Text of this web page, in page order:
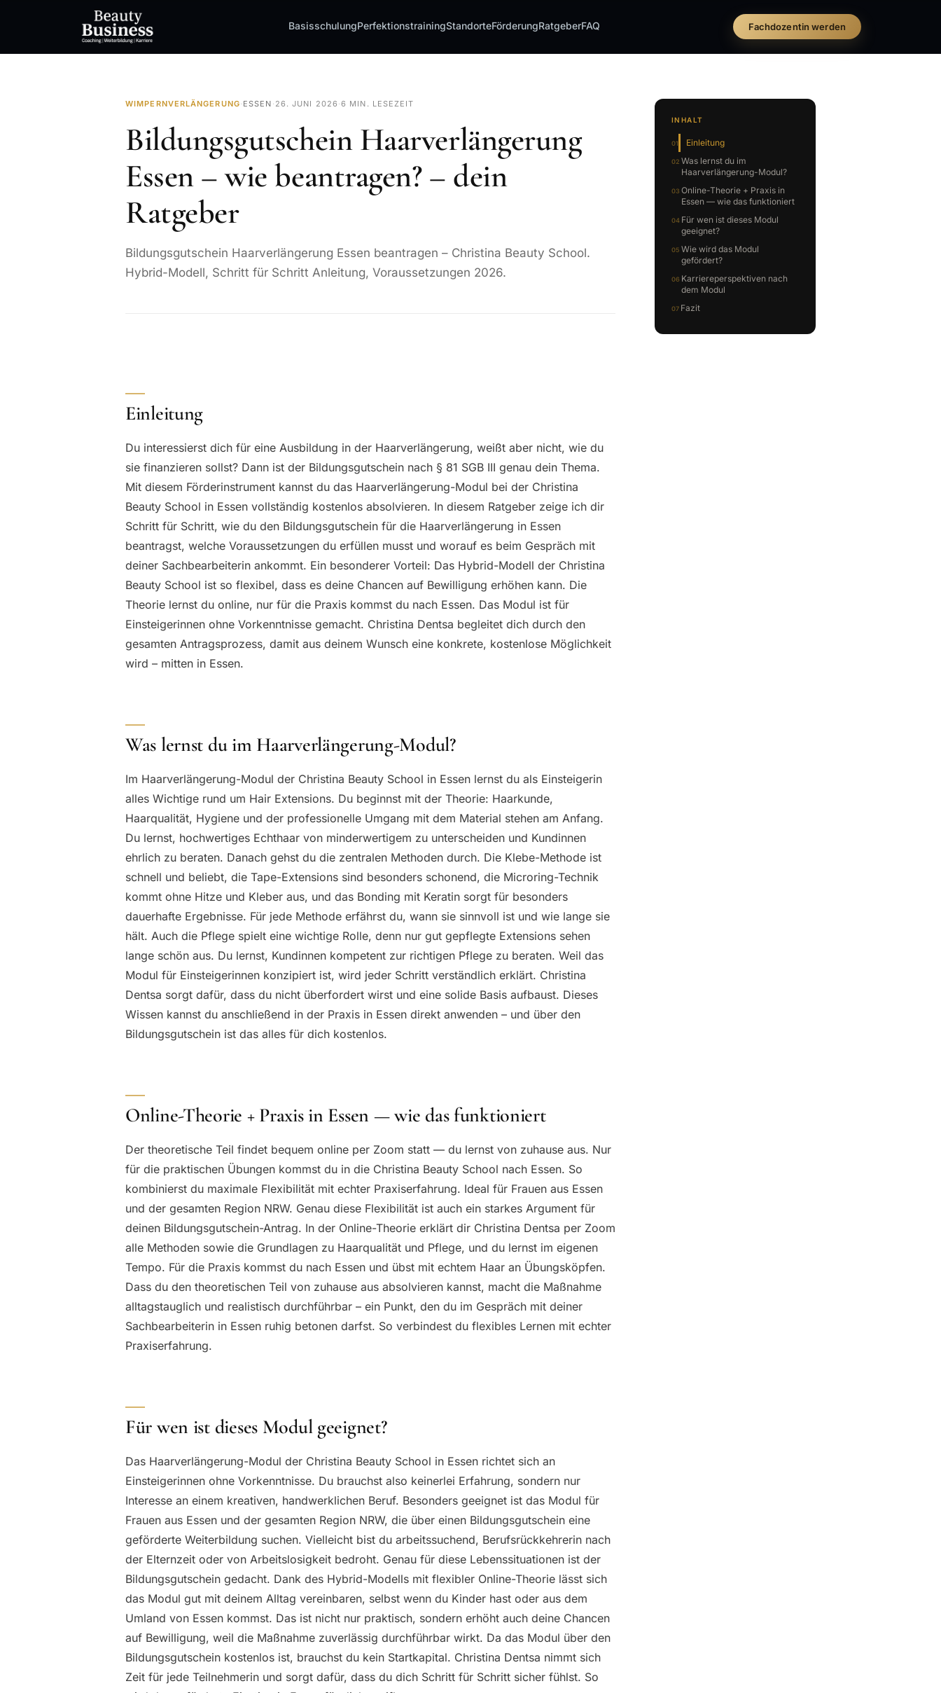
BasisschulungPerfektionstrainingStandorteFörderungRatgeberFAQ Fachdozentin werden
WIMPERNVERLÄNGERUNG· ESSEN · 26. JUNI 2026 ·6 MIN. LESEZEIT
Bildungsgutschein Haarverlängerung
Essen – wie beantragen? – dein
Ratgeber
Bildungsgutschein Haarverlängerung Essen beantragen – Christina Beauty School.
Hybrid-Modell, Schritt für Schritt Anleitung, Voraussetzungen 2026.
Einleitung
Du interessierst dich für eine Ausbildung in der Haarverlängerung, weißt aber nicht, wie du
sie finanzieren sollst? Dann ist der Bildungsgutschein nach § 81 SGB III genau dein Thema.
Mit diesem Förderinstrument kannst du das Haarverlängerung-Modul bei der Christina
Beauty School in Essen vollständig kostenlos absolvieren. In diesem Ratgeber zeige ich dir
Schritt für Schritt, wie du den Bildungsgutschein für die Haarverlängerung in Essen
beantragst, welche Voraussetzungen du erfüllen musst und worauf es beim Gespräch mit
deiner Sachbearbeiterin ankommt. Ein besonderer Vorteil: Das Hybrid-Modell der Christina
Beauty School ist so flexibel, dass es deine Chancen auf Bewilligung erhöhen kann. Die
Theorie lernst du online, nur für die Praxis kommst du nach Essen. Das Modul ist für
Einsteigerinnen ohne Vorkenntnisse gemacht. Christina Dentsa begleitet dich durch den
gesamten Antragsprozess, damit aus deinem Wunsch eine konkrete, kostenlose Möglichkeit
wird – mitten in Essen.
Was lernst du im Haarverlängerung-Modul?
Im Haarverlängerung-Modul der Christina Beauty School in Essen lernst du als Einsteigerin
alles Wichtige rund um Hair Extensions. Du beginnst mit der Theorie: Haarkunde,
Haarqualität, Hygiene und der professionelle Umgang mit dem Material stehen am Anfang.
Du lernst, hochwertiges Echthaar von minderwertigem zu unterscheiden und Kundinnen
ehrlich zu beraten. Danach gehst du die zentralen Methoden durch. Die Klebe-Methode ist
schnell und beliebt, die Tape-Extensions sind besonders schonend, die Microring-Technik
kommt ohne Hitze und Kleber aus, und das Bonding mit Keratin sorgt für besonders
dauerhafte Ergebnisse. Für jede Methode erfährst du, wann sie sinnvoll ist und wie lange sie
hält. Auch die Pflege spielt eine wichtige Rolle, denn nur gut gepflegte Extensions sehen
lange schön aus. Du lernst, Kundinnen kompetent zur richtigen Pflege zu beraten. Weil das
Modul für Einsteigerinnen konzipiert ist, wird jeder Schritt verständlich erklärt. Christina
Dentsa sorgt dafür, dass du nicht überfordert wirst und eine solide Basis aufbaust. Dieses
Wissen kannst du anschließend in der Praxis in Essen direkt anwenden – und über den
Bildungsgutschein ist das alles für dich kostenlos.
Online-Theorie + Praxis in Essen — wie das funktioniert
Der theoretische Teil findet bequem online per Zoom statt — du lernst von zuhause aus. Nur
für die praktischen Übungen kommst du in die Christina Beauty School nach Essen. So
kombinierst du maximale Flexibilität mit echter Praxiserfahrung. Ideal für Frauen aus Essen
und der gesamten Region NRW. Genau diese Flexibilität ist auch ein starkes Argument für
deinen Bildungsgutschein-Antrag. In der Online-Theorie erklärt dir Christina Dentsa per Zoom
alle Methoden sowie die Grundlagen zu Haarqualität und Pflege, und du lernst im eigenen
Tempo. Für die Praxis kommst du nach Essen und übst mit echtem Haar an Übungsköpfen.
Dass du den theoretischen Teil von zuhause aus absolvieren kannst, macht die Maßnahme
alltagstauglich und realistisch durchführbar – ein Punkt, den du im Gespräch mit deiner
Sachbearbeiterin in Essen ruhig betonen darfst. So verbindest du flexibles Lernen mit echter
Praxiserfahrung.
Für wen ist dieses Modul geeignet?
Das Haarverlängerung-Modul der Christina Beauty School in Essen richtet sich an
Einsteigerinnen ohne Vorkenntnisse. Du brauchst also keinerlei Erfahrung, sondern nur
Interesse an einem kreativen, handwerklichen Beruf. Besonders geeignet ist das Modul für
Frauen aus Essen und der gesamten Region NRW, die über einen Bildungsgutschein eine
geförderte Weiterbildung suchen. Vielleicht bist du arbeitssuchend, Berufsrückkehrerin nach
der Elternzeit oder von Arbeitslosigkeit bedroht. Genau für diese Lebenssituationen ist der
Bildungsgutschein gedacht. Dank des Hybrid-Modells mit flexibler Online-Theorie lässt sich
das Modul gut mit deinem Alltag vereinbaren, selbst wenn du Kinder hast oder aus dem
Umland von Essen kommst. Das ist nicht nur praktisch, sondern erhöht auch deine Chancen
auf Bewilligung, weil die Maßnahme zuverlässig durchführbar wirkt. Da das Modul über den
Bildungsgutschein kostenlos ist, brauchst du kein Startkapital. Christina Dentsa nimmt sich
Zeit für jede Teilnehmerin und sorgt dafür, dass du dich Schritt für Schritt sicher fühlst. So
INHALT
Einleitung
Was lernst du im
Haarverlängerung-Modul?
Online-Theorie + Praxis in
Essen — wie das funktioniert
Für wen ist dieses Modul
geeignet?
Wie wird das Modul
gefördert?
Karriereperspektiven nach
dem Modul
Fazit